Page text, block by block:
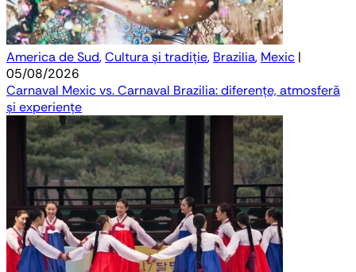
America de Sud,Cultura și tradiție, Brazilia, Mexic |
05/08/2026
Carnaval Mexic vs. Carnaval Brazilia: diferențe, atmosferă
și experiențe